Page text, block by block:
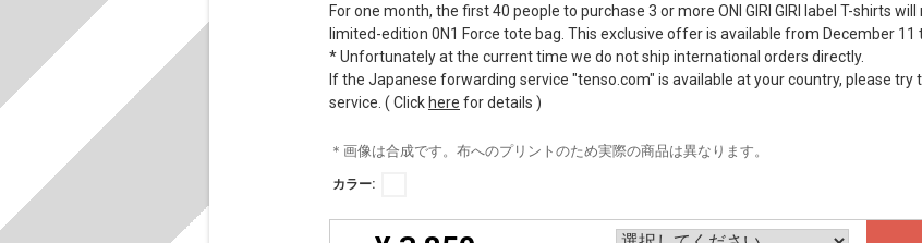
For one month, the first 40 people to purchase 3 or more ONI GIRI GIRI label T-shirts
limited-edition 0N1 Force tote bag. This exclusive offer is available from December 11
* Unfortunately at the current time we do not ship international orders directly.
If the Japanese forwarding service "tenso.com" is available at your country, please try
service. ( Click here for details )
＊画像は合成です。布へのプリントのため実際の商品は異なります。
カラー: